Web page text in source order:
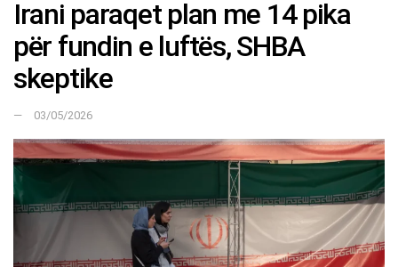
Irani paraqet plan me 14 pika
për fundin e luftës, SHBA
skeptike
03/05/2026